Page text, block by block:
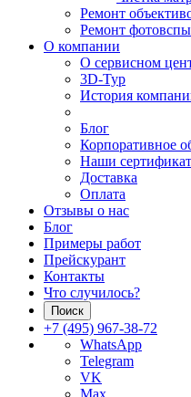
Ремонт
Ремонт
О компании
О сервисном
3D-Тур
История
Блог
Корпоративное
Наши
Доставка
Оплата
Отзывы о нас
Блог
Примеры работ
Прейскурант
Контакты
Что случилось?
Поиск
+7 (495) 967-38-72
WhatsApp
Telegram
VK
Max